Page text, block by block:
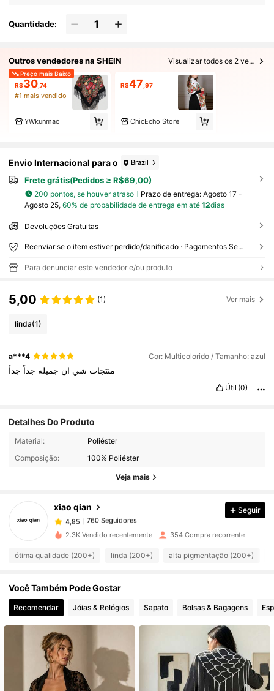
Quantidade:
Outros vendedores na SHEIN Visualizar todos os 2 vendedores
Preço mais Baixo
R$30,74
#1 mais vendido
YWkunmao
R$47 ,97
ChicEcho Store
Envio Internacional para o Brazil
Frete grátis(Pedidos ≥ R$69,00)
200 pontos, se houver atraso Prazo de entrega: Agosto 17 -
Agosto 25, 60% de probabilidade de entrega em até 12dias
Devoluções Gratuitas
Reenviar se o item estiver perdido/danificado · Pagamentos Seguros · Proteção de privacidade
Para denunciar este vendedor e/ou produto
5,00 (1) Ver mais
linda(1)
a***4 Cor: Multicolorido / Tamanho: azul
منتجات شي ان جميله جداً جداً
Útil (0)
Detalhes Do Produto
Material:
Poliéster
Composição:
100% Poliéster
Veja mais
xiao qian
760 Seguidores
760 Seguidores
4,85 760 Seguidores
4,85 760 Seguidores
4,85
4,85 760 Seguidores
Seguir
2.3K Vendido recentemente 354 Compra recorrente
ótima qualidade (200+) linda (200+) alta pigmentação (200+)
Você Também Pode Gostar
Recomendar Jóias & Relógios Sapato Bolsas & Bagagens